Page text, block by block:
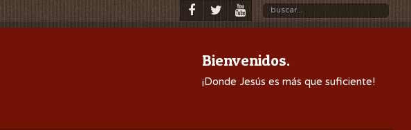
Bienvenidos.
¡Donde Jesús es más que suficiente!